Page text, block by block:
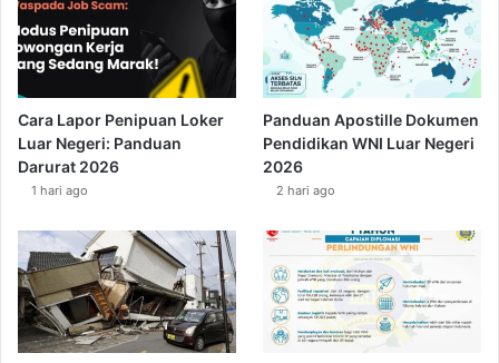
Cara Lapor Penipuan Loker
Luar Negeri: Panduan
Darurat 2026
1 hari ago
Panduan Apostille Dokumen
Pendidikan WNI Luar Negeri
2026
2 hari ago